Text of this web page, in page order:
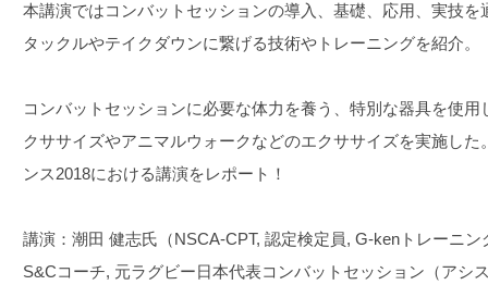
本講演ではコンバットセッションの導入、基礎、応用、実技
タックルやテイクダウンに繋げる技術やトレーニングを紹介。
コンバットセッションに必要な体力を養う、特別な器具を使
クササイズやアニマルウォークなどのエクササイズを実施し
ンス2018における講演をレポート！
講演：潮田 健志氏（NSCA-CPT, 認定検定員, G-kenトレーニ
S&Cコーチ, 元ラグビー日本代表コンバットセッション（アシ